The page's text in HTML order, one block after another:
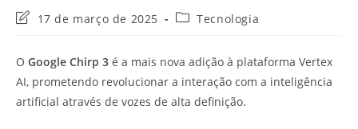
Última
post:
17 de março de 2025
Categoria
Tecnologia
O Google Chirp 3 é a mais nova adição à plataforma Vertex
AI, prometendo revolucionar a interação com a inteligência
artificial através de vozes de alta definição.